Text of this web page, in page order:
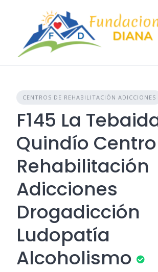
CENTROS DE REHABILITACIÓN ADICCIONES
F145 La
Quindío
Rehabilitación
Adicciones
Drogadicción
Ludopatía
Alcoholismo